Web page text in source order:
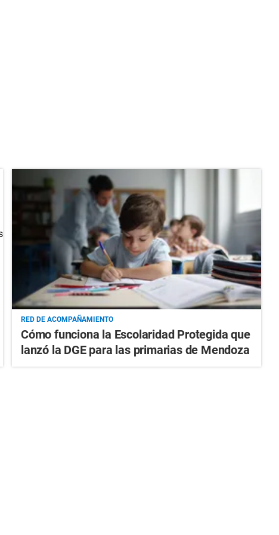
RED DE ACOMPAÑAMIENTO
Cómo funciona la Escolaridad Protegida que
lanzó la DGE para las primarias de Mendoza